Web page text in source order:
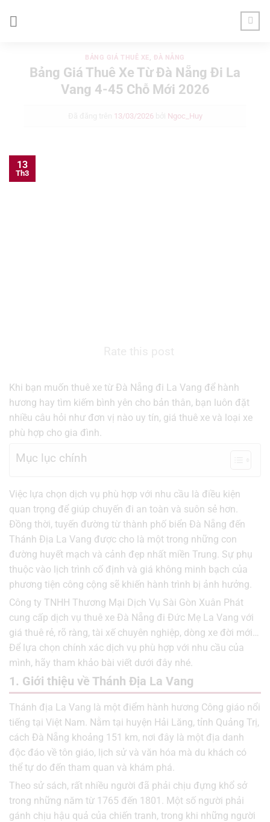
BẢNG GIÁ THUÊ XE,ĐÀ NẴNG
Bảng Giá Thuê Xe Từ Đà Nẵng Đi La
Vang 4-45 Chỗ Mới 2026
13/03/2026 Ngoc_Huy
13
Th3
Khi bạn muốn thuê xe từ Đà Nẵng đi La Vang để hành
hương hay tìm kiếm bình yên cho bản thân, bạn luôn đặt
nhiều câu hỏi như đơn vị nào uy tín, giá thuê xe và loại xe
phù hợp cho gia đình.
Mục lục chính
Việc lựa chọn dịch vụ phù hợp với nhu cầu là điều kiện
quan trọng để giúp chuyến đi an toàn và suôn sẻ hơn.
Đồng thời, tuyến đường từ thành phố biển Đà Nẵng đến
Thánh Địa La Vang được cho là một trong những con
đường huyết mạch và cảnh đẹp nhất miền Trung. Sự phụ
thuộc vào lịch trình cố định và giá không minh bạch của
phương tiện công cộng sẽ khiến hành trình bị ảnh hưởng.
Công ty TNHH Thương Mại Dịch Vụ Sài Gòn Xuân Phát
cung cấp dịch vụ thuê xe Đà Nẵng đi Đức Mẹ La Vang với
giá thuê rẻ, rõ ràng, tài xế chuyên nghiệp, dòng xe đời mới…
Để lựa chọn chính xác dịch vụ phù hợp với nhu cầu của
mình, hãy tham khảo bài viết dưới đây nhé.
1. Giới thiệu về Thánh Địa La Vang
Thánh địa La Vang là một điểm hành hương Công giáo nổi
tiếng tại Việt Nam. Nằm tại huyện Hải Lăng, tỉnh Quảng Trị,
cách Đà Nẵng khoảng 151 km, nơi đây là một địa danh
độc đáo về tôn giáo, lịch sử và văn hóa mà du khách có
thể tự do đến tham quan và khám phá.
Theo sử sách, rất nhiều người đã phải chịu đựng khổ sở
trong những năm từ 1765 đến 1801. Một số người phải
gánh chịu hậu quả của chiến tranh, trong khi những người